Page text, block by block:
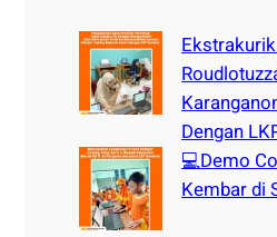
Dengan
💻Demo
Kembar di